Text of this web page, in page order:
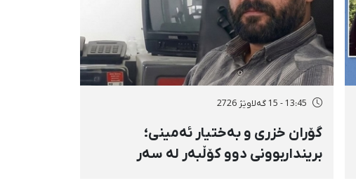
13:45 - 15 گەلاوێژ 2726
گۆران خزری و بەختیار ئەمینی؛
برینداربوونی دوو کۆڵبەر لە سەر